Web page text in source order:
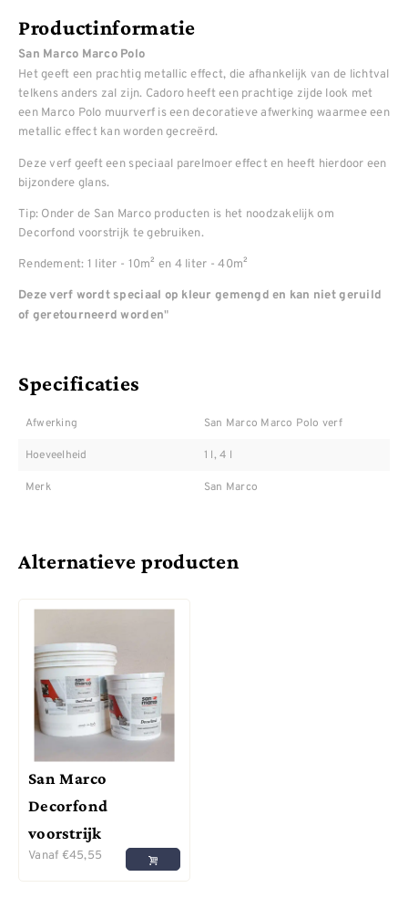
Productinformatie
San Marco Marco Polo
Het geeft een prachtig metallic effect, die afhankelijk van de lichtval
telkens anders zal zijn. Cadoro heeft een prachtige zijde look met
een Marco Polo muurverf is een decoratieve afwerking waarmee een
metallic effect kan worden gecreërd.
Deze verf geeft een speciaal parelmoer effect en heeft hierdoor een
bijzondere glans.
Tip: Onder de San Marco producten is het noodzakelijk om
Decorfond voorstrijk te gebruiken.
Rendement: 1 liter - 10m² en 4 liter - 40m²
Deze verf wordt speciaal op kleur gemengd en kan niet geruild
of geretourneerd worden"
Specificaties
Afwerking San Marco Marco Polo verf
Hoeveelheid 1 l, 4 l
Merk San Marco
Alternatieve producten
San Marco
Decorfond
voorstrijk
Vanaf €45,55